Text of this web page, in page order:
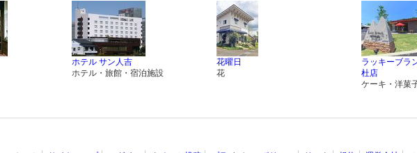
ホテル サン人吉
ホテル・旅館・宿泊施設
花曜日
花
ラッキーブラ
杜店
ケーキ・洋菓